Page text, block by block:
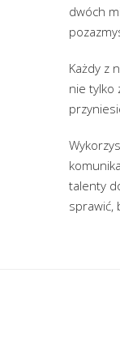
dwóch
Każdy z
nie tylko
talenty
sprawić,